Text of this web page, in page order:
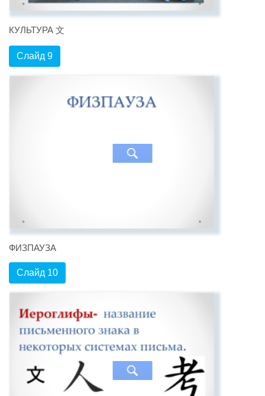
КУЛЬТУРА 文
Слайд 9
ФИЗПАУЗА
Слайд 10